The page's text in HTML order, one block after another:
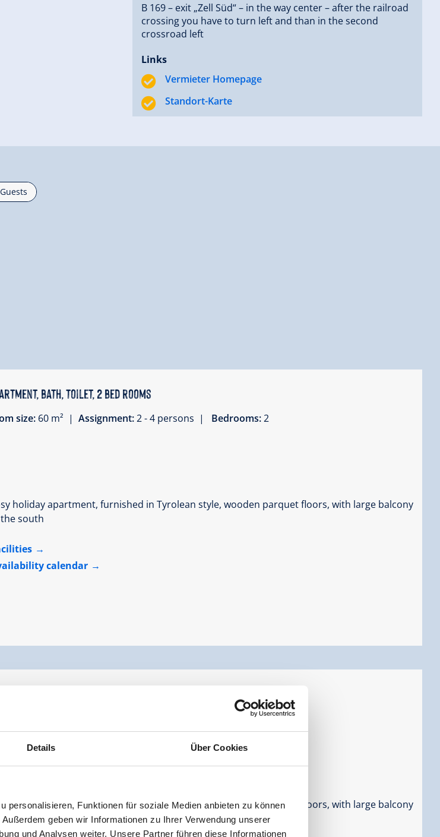
Details Über Cookies
personalisieren, Funktionen für soziale Medien anbieten zu können
geben wir Informationen zu Ihrer Verwendung unserer
und Analysen weiter. Unsere Partner führen diese Informationen
B 169 – exit „Zell Süd“ – in the way center – after the railroad
crossing you have to turn left and than in the second
crossroad left
Links
Vermieter Homepage
Standort-Karte
Guests
bath, toilet, 2 bed rooms
size: 60 m² | Assignment:2 - 4 persons | Bedrooms:2
holiday apartment, furnished in Tyrolean style, wooden parquet floors, with large balcony
south
calendar
Bedrooms:2
holiday apartment, furnished in Tyrolean style, wooden parquet floors, with large balcony
the south side, with extra living room